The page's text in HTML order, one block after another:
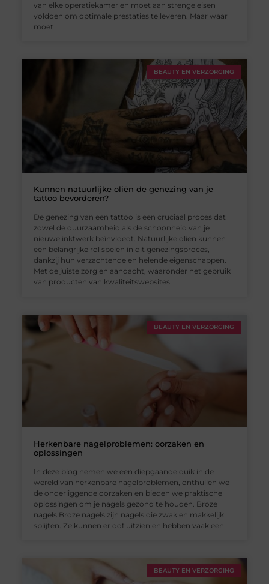
van elke operatiekamer en moet aan strenge eisen
voldoen om optimale prestaties te leveren. Maar waar
moet
BEAUTY EN VERZORGING
Kunnen natuurlijke oliën de genezing van je
tattoo bevorderen?
De genezing van een tattoo is een cruciaal proces dat
zowel de duurzaamheid als de schoonheid van je
nieuwe inktwerk beïnvloedt. Natuurlijke oliën kunnen
een belangrijke rol spelen in dit genezingsproces,
dankzij hun verzachtende en helende eigenschappen.
Met de juiste zorg en aandacht, waaronder het gebruik
van producten van kwaliteitswebsites
BEAUTY EN VERZORGING
Herkenbare nagelproblemen: oorzaken en
oplossingen
In deze blog nemen we een diepgaande duik in de
wereld van herkenbare nagelproblemen, onthullen we
de onderliggende oorzaken en bieden we praktische
oplossingen om je nagels gezond te houden. Broze
nagels Broze nagels zijn nagels die zwak en makkelijk
splijten. Ze kunnen er dof uitzien en hebben vaak een
BEAUTY EN VERZORGING